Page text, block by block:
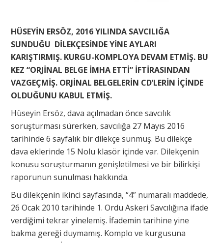
HÜSEYİN ERSÖZ, 2016 YILINDA SAVCILIĞA
SUNDUĞU DİLEKÇESİNDE YİNE AYLARI
KARIŞTIRMIŞ. KURGU-KOMPLOYA DEVAM ETMİŞ. BU
KEZ “ORJİNAL BELGE İMHA ETTİ” İFTİRASINDAN
VAZGEÇMİŞ. ORJİNAL BELGELERİN CD’LERİN İÇİNDE
OLDUĞUNU KABUL ETMİŞ.
Hüseyin Ersöz, dava açılmadan önce savcılık
soruşturması sürerken, savcılığa 27 Mayıs 2016
tarihinde 6 sayfalık bir dilekçe sunmuş. Bu dilekçe
dava eklerinde 15 Nolu klasör içinde var. Dilekçenin
konusu soruşturmanın genişletilmesi ve bir bilirkişi
raporunun sunulması hakkında.
Bu dilekçenin ikinci sayfasında, “4” numaralı maddede,
26 Ocak 2010 tarihinde 1. Ordu Askeri Savcılığına ifade
verdiğimi tekrar yinelemiş. İfademin tarihine yine
bakma gereği duymamış. Komplo ve kurgusuna